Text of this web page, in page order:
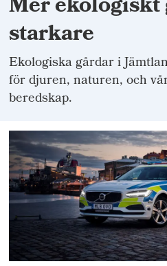
starkare
Ekologiska gårdar i
för djuren, naturen, och
beredskap.